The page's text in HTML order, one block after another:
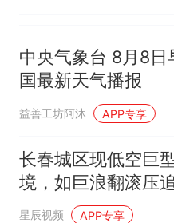
中央气象台️ 8月8日
国最新天气播报
益善工坊阿沐 APP专享
长春城区现低空巨
境，如巨浪翻滚压
足
星辰视频 APP专享